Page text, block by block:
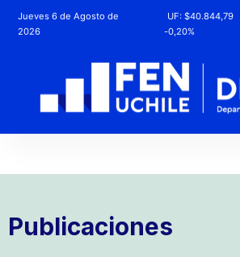
Jueves 6 de Agosto de
2026
UF:$40.844,79
-0,20%
Publicaciones